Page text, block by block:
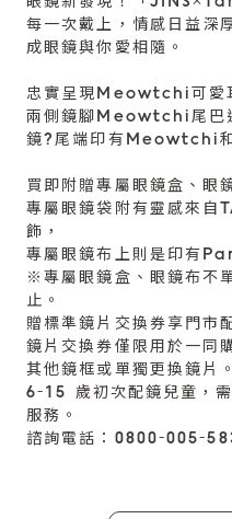
每一次戴上，情感日益深
成眼鏡與你愛相隨。
忠實呈現Meowtchi可愛
兩側鏡腳Meowtchi尾巴
鏡?尾端印有Meowtchi
買即附贈專屬眼鏡盒、眼
專屬眼鏡袋附有靈感來
飾，
專屬眼鏡布上則是印有
※專屬眼鏡盒、眼鏡布不
止。
贈標準鏡片交換券享門市
鏡片交換券僅限用於一同
其他鏡框或單獨更換鏡片。
6-15 歲初次配鏡兒童，
服務。
諮詢電話：0800-005-